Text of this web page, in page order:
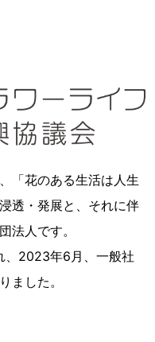
「花のある生活は人生
透・発展と、それに伴
法人です。
、2023年6月、一般社
ました。